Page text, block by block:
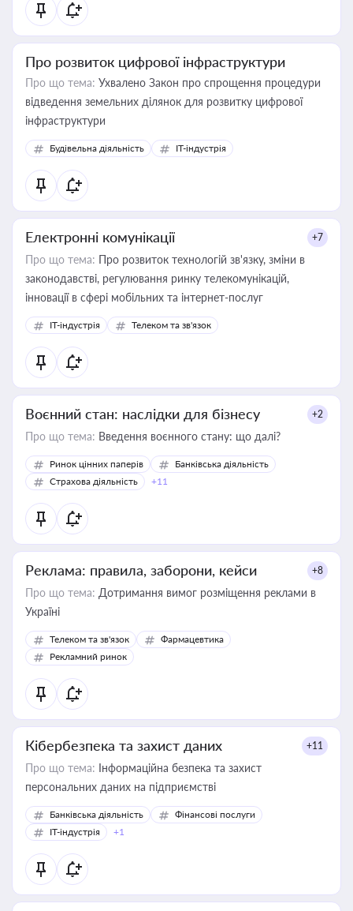
Про розвиток цифрової інфраструктури
Про що тема: Ухвалено Закон про спрощення процедури
відведення земельних ділянок для розвитку цифрової
інфраструктури
Будівельна діяльність IT-індустрія
Електронні комунікації +7
Про що тема: Про розвиток технологій зв'язку, зміни в
законодавстві, регулювання ринку телекомунікацій,
інновації в сфері мобільних та інтернет-послуг
IT-індустрія Телеком та зв'язок
Воєнний стан: наслідки для бізнесу +2
Про що тема: Введення воєнного стану: що далі?
Ринок цінних паперів
Банківська діяльність
Страхова діяльність
+11
Реклама: правила, заборони, кейси +8
Про що тема: Дотримання вимог розміщення реклами в
Україні
Телеком та зв'язок
Фармацевтика
Рекламний ринок
Кібербезпека та захист даних +11
Про що тема: Інформаційна безпека та захист
персональних даних на підприємстві
Банківська діяльність
Фінансові послуги
IT-індустрія
+1